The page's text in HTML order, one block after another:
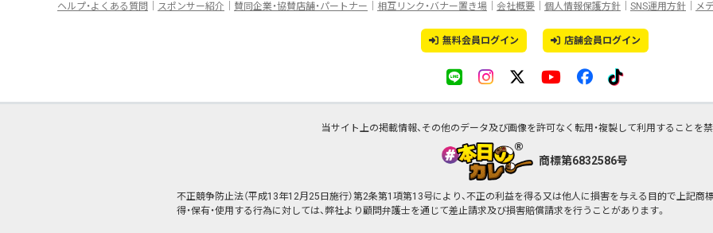
ヘルプ・よくある質問
スポンサー紹介 賛同企業・協賛店舗・パートナー 相互リンク・バナー置き場 会社概要 個人情報保護方針 SNS運用方針 メ
無料会員ログイン 店舗会員ログイン
当サイト上の掲載情報、その他のデータ及び画像を許可なく転用・複製して利用することを禁
商標第6832586号
不正競争防止法（平成13年12月25日施行）第2条第1項第13号により、不正の利益を得る又は他人に損害を与える目的で上記商
得・保有・使用する行為に対しては、弊社より顧問弁護士を通じて差止請求及び損害賠償請求を行うことがあります。